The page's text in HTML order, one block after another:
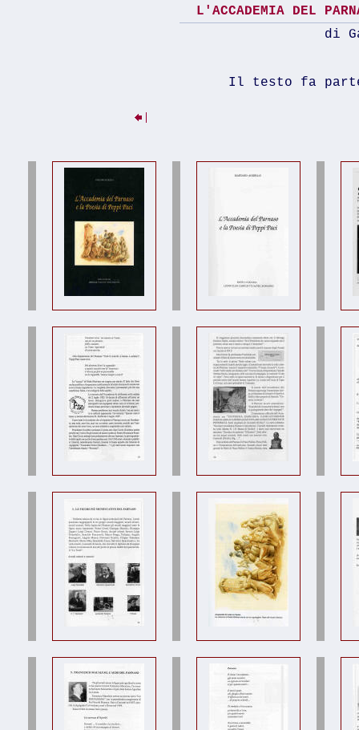
L'ACCADEMIA DEL
di
Il testo fa